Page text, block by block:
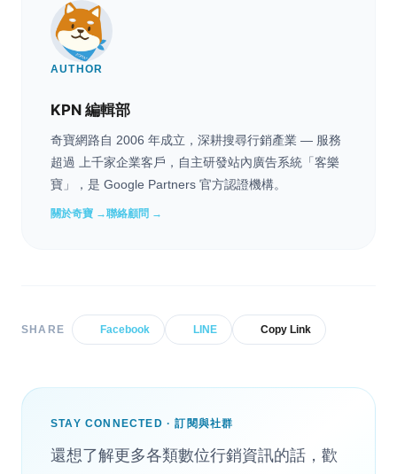
AUTHOR
KPN 編輯部
奇寶網路自 2006 年成立，深耕搜尋行銷產業 — 服務
超過 上千家企業客戶，自主研發站內廣告系統「客樂
寶」，是 Google Partners 官方認證機構。
關於奇寶 →聯絡顧問 →
SHARE Facebook LINE Copy Link
STAY CONNECTED · 訂閱與社群
還想了解更多各類數位行銷資訊的話，歡